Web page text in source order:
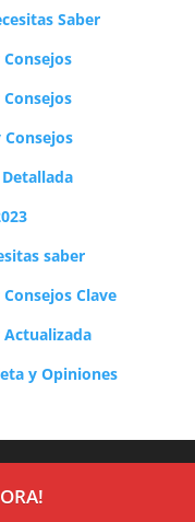
Saber
Consejos
saber
Clave
Actualizada
y Opiniones